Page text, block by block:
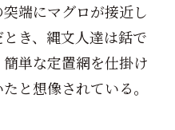
端にマグロが接近し
き、縄文人達は銛で
単な定置網を仕掛け
と想像されている。